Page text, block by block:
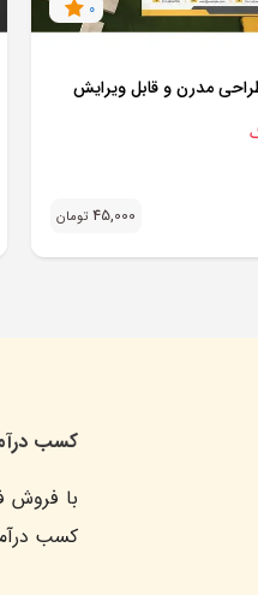
0
مدرن و قابل ویرایش
45,000 تومان
کسب
با فروش
کسب